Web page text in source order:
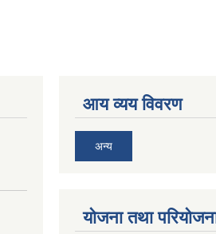
आय व्यय विवरण
अन्य
याेजना तथा